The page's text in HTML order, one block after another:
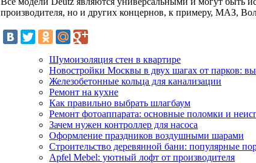
производителя, но и других концернов, к примеру, МАЗ,
Шумоизоляция стен в квартире
Новостройки Москвы в двух шагах от парков:
Железобетонные кольца для канализации
Ремонт на кухне
Как правильно выбрать шлагбаум
Ремонт фотоаппарата: основные поломки и
Зачем нужен контроллер для насоса
Оформление праздников воздушными шарами
Строительство деревянной бани: популярные
Apfel Mebel: уютный лофт от производителя